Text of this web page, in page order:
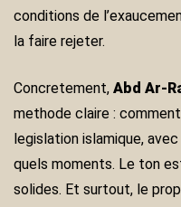
conditions de
la faire rejeter.
Concretement, Abd Ar-
methode claire :
legislation islamique,
quels moments. Le ton
solides. Et surtout, le